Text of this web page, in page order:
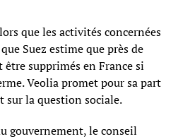
que les activités concernées
Suez estime que près de
supprimés en France si
Veolia promet pour sa part
sur la question sociale.
gouvernement, le conseil